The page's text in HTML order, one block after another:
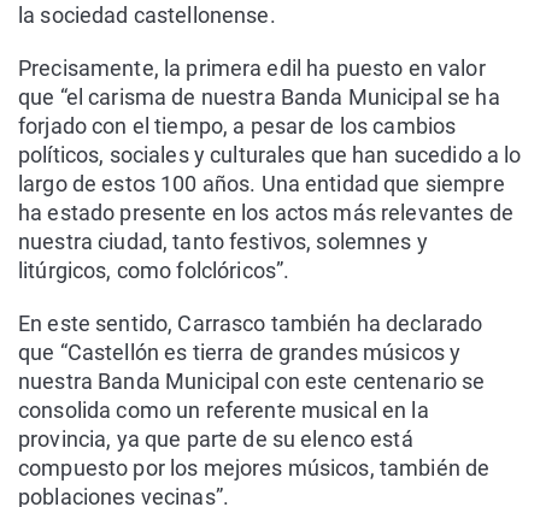
la sociedad castellonense.
Precisamente, la primera edil ha puesto en valor
que “el carisma de nuestra Banda Municipal se ha
forjado con el tiempo, a pesar de los cambios
políticos, sociales y culturales que han sucedido a lo
largo de estos 100 años. Una entidad que siempre
ha estado presente en los actos más relevantes de
nuestra ciudad, tanto festivos, solemnes y
litúrgicos, como folclóricos”.
En este sentido, Carrasco también ha declarado
que “Castellón es tierra de grandes músicos y
nuestra Banda Municipal con este centenario se
consolida como un referente musical en la
provincia, ya que parte de su elenco está
compuesto por los mejores músicos, también de
poblaciones vecinas”.